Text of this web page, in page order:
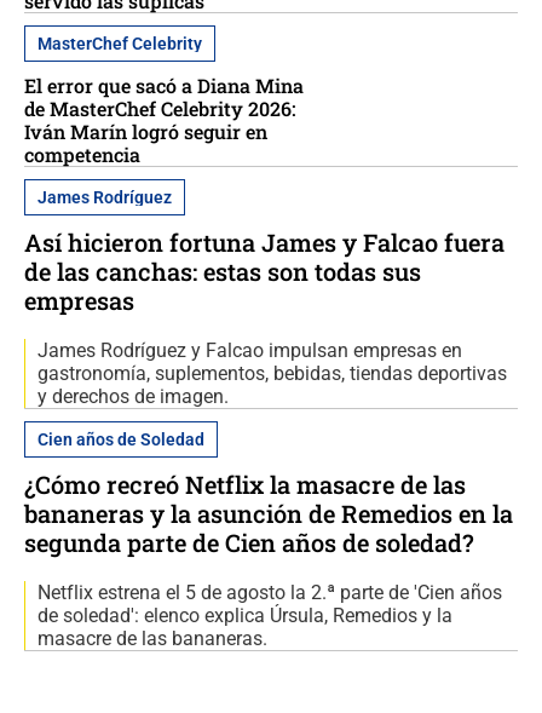
MasterChef Celebrity
El error que sacó a Diana Mina
de MasterChef Celebrity 2026:
Iván Marín logró seguir en
competencia
James Rodríguez
Así hicieron fortuna James y Falcao fuera
de las canchas: estas son todas sus
empresas
James Rodríguez y Falcao impulsan empresas en
gastronomía, suplementos, bebidas, tiendas deportivas
y derechos de imagen.
Cien años de Soledad
¿Cómo recreó Netflix la masacre de las
bananeras y la asunción de Remedios en la
segunda parte de Cien años de soledad?
Netflix estrena el 5 de agosto la 2.ª parte de 'Cien años
de soledad': elenco explica Úrsula, Remedios y la
masacre de las bananeras.